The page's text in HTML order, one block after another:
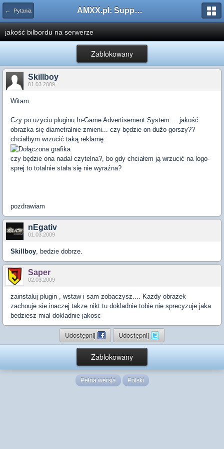
← Pytania AMXX.pl: Support AMX Mod X i SourceMod
jakość bilbordu na serwerze
Zablokowany
Skillboy
01.03.2009
Witam
Czy po użyciu pluginu In-Game Advertisement System.... jakość
obrazka się diametralnie zmieni... czy będzie on dużo gorszy??
chciałbym wrzucić taką reklamę:
czy będzie ona nadal czytelna?, bo gdy chciałem ją wrzucić na logo-
sprej to totalnie stała się nie wyraźna?
pozdrawiam
nEgativ
01.03.2009
Skillboy, bedzie dobrze.
Saper
02.03.2009
zainstaluj plugin , wstaw i sam zobaczysz.... Kazdy obrazek
zachouje sie inaczej takze nikt tu dokladnie tobie nie sprecyzuje jaka
bedziesz mial dokladnie jakosc
Udostępnij Udostępnij
Zablokowany
Pełna wersja Polski